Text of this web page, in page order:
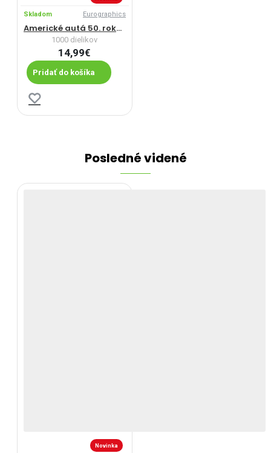
Skladom Eurographics
Americké autá 50. rokov
1000 dielikov
14,99€
Pridať do košíka
Posledné videné
Novinka